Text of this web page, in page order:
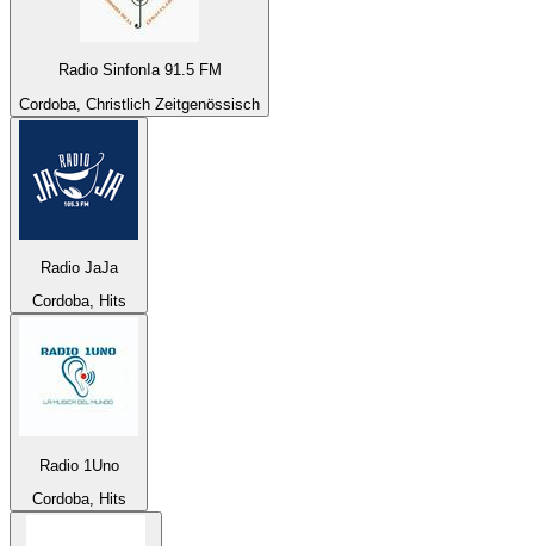
Radio SinfonIa 91.5 FM
Cordoba, Christlich Zeitgenössisch
Radio JaJa
Cordoba, Hits
Radio 1Uno
Cordoba, Hits